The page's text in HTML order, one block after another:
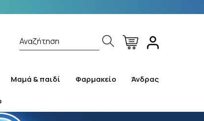
Αναζήτηση
Μαμά & παιδί Φαρμακείο Άνδρας